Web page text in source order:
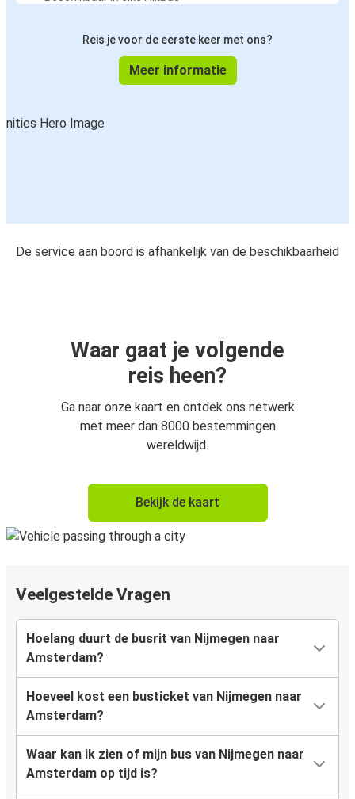
Reis je voor de eerste keer met ons?
Meer informatie
De service aan boord is afhankelijk van de beschikbaarheid
Waar gaat je volgende
reis heen?
Ga naar onze kaart en ontdek ons netwerk
met meer dan 8000 bestemmingen
wereldwijd.
Bekijk de kaart
Veelgestelde Vragen
Hoelang duurt de busrit van Nijmegen naar
Amsterdam?
Hoeveel kost een busticket van Nijmegen naar
Amsterdam?
Waar kan ik zien of mijn bus van Nijmegen naar
Amsterdam op tijd is?